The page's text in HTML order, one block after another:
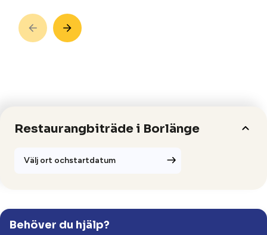
Restaurangbiträde i Borlänge
Välj ort ochstartdatum
Ansök
Behöver du hjälp?